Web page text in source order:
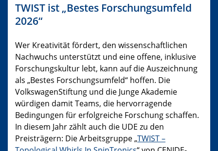
TWIST ist „Bestes Forschungsumfeld
2026“
Wer Kreativität fördert, den wissenschaftlichen
Nachwuchs unterstützt und eine offene, inklusive
Forschungskultur lebt, kann auf die Auszeichnung
als „Bestes Forschungsumfeld“ hoffen. Die
VolkswagenStiftung und die Junge Akademie
würdigen damit Teams, die hervorragende
Bedingungen für erfolgreiche Forschung schaffen.
In diesem Jahr zählt auch die UDE zu den
Preisträgern: Die Arbeitsgruppe „TWIST –